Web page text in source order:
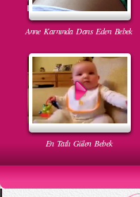
Anne Karnında Dans Eden Bebek
En Tatlı Gülen Bebek